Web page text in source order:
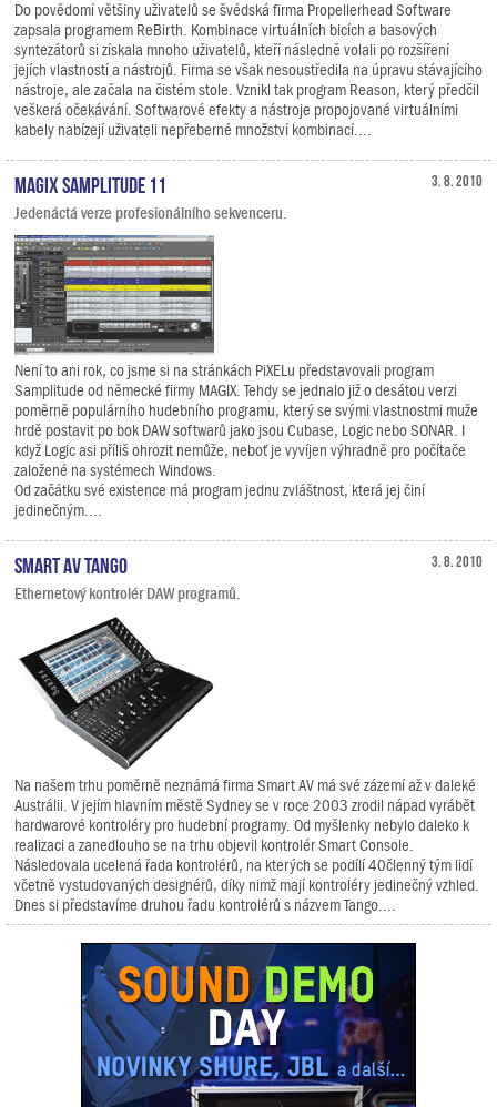
Do povědomí většiny uživatelů se švédská firma Propellerhead Software
zapsala programem ReBirth. Kombinace virtuálních bicích a basových
syntezátorů si získala mnoho uživatelů, kteří následně volali po rozšíření
jejích vlastností a nástrojů. Firma se však nesoustředila na úpravu stávajícího
nástroje, ale začala na čistém stole. Vznikl tak program Reason, který předčil
veškerá očekávání. Softwarové efekty a nástroje propojované virtuálními
kabely nabízejí uživateli nepřeberné množství kombinací....
3. 8. 2010
MAGIX Samplitude 11
Jedenáctá verze profesionálního sekvenceru.
Není to ani rok, co jsme si na stránkách PiXELu představovali program
Samplitude od německé firmy MAGIX. Tehdy se jednalo již o desátou verzi
poměrně populárního hudebního programu, který se svými vlastnostmi muže
hrdě postavit po bok DAW softwarů jako jsou Cubase, Logic nebo SONAR. I
když Logic asi příliš ohrozit nemůže, neboť je vyvíjen výhradně pro počítače
založené na systémech Windows.
Od začátku své existence má program jednu zvláštnost, která jej činí
jedinečným....
3. 8. 2010
Smart AV Tango
Ethernetový kontrolér DAW programů.
Na našem trhu poměrně neznámá firma Smart AV má své zázemí až v daleké
Austrálii. V jejím hlavním městě Sydney se v roce 2003 zrodil nápad vyrábět
hardwarové kontroléry pro hudební programy. Od myšlenky nebylo daleko k
realizaci a zanedlouho se na trhu objevil kontrolér Smart Console.
Následovala ucelená řada kontrolérů, na kterých se podílí 40členný tým lidí
včetně vystudovaných designérů, díky nimž mají kontroléry jedinečný vzhled.
Dnes si představíme druhou řadu kontrolérů s názvem Tango....